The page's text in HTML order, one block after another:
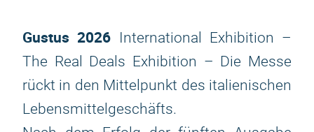
Gustus 2026 International Exhibition –
The Real Deals Exhibition – Die Messe
rückt in den Mittelpunkt des italienischen
Lebensmittelgeschäfts.